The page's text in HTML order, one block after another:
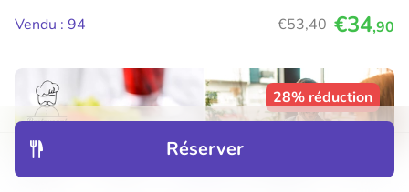
Réserver
Vendu : 94
€53,40 €34,90
28% réduction